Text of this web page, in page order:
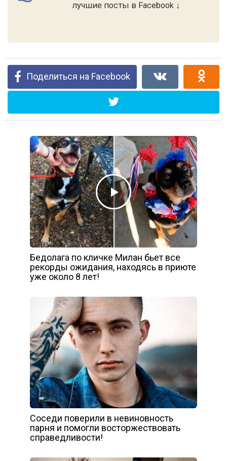
лучшие посты в Facebook ↓
Поделиться на Facebook
Бедолага по кличке Милан бьет все
рекорды ожидания, находясь в приюте
уже около 8 лет!
Соседи поверили в невиновность
парня и помогли восторжествовать
справедливости!